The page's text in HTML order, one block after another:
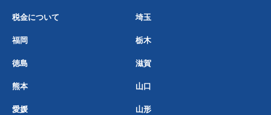
税金について 埼玉
福岡 栃木
徳島 滋賀
熊本 山口
愛媛 山形